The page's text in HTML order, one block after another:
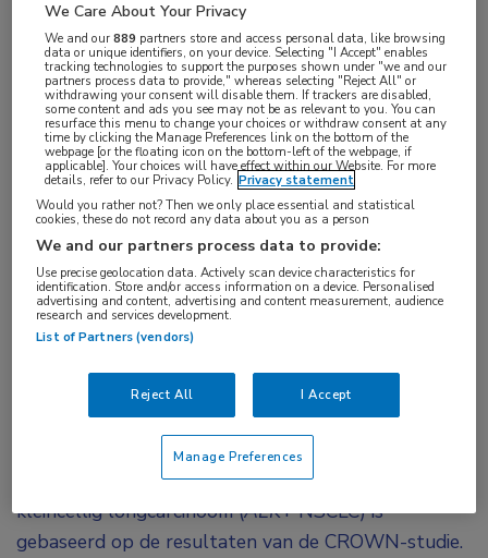
Een nieuwe post-hocanalyse van de fase III
CROWN-studie laat zien dat dosisverlaging van
lorlatinib een positief effect heeft op het
optreden van bijwerkingen en dat hierdoor
patiënten nog gedurende lange tijd baat konden
blijven houden van de behandeling.1
De registratie voor lorlatinib als
eerstelijnsbehandeling voorALK-positief niet-
kleincellig longcarcinoom (ALK+ NSCLC) is
gebaseerd op de resultaten van de CROWN-studie.
Longziekten ,Oncologie
Aandachtsgebieden:
Longoncologie
Tags:
ALK,crizotinib,lorlatinib
We Care About Your Privacy
We and our889 partners store and access personal data, like browsing
data or unique identifiers, on your device. Selecting "I Accept" enables
tracking technologies to support the purposes shown under "we and our
partners process data to provide," whereas selecting "Reject All" or
withdrawing your consent will disable them. If trackers are disabled,
some content and ads you see may not be as relevant to you. You can
resurface this menu to change your choices or withdraw consent at any
time by clicking the Manage Preferences link on the bottom of the
webpage [or the floating icon on the bottom-left of the webpage, if
applicable]. Your choices will have effect within our Website. For more
details, refer to our Privacy Policy. Privacy statement
Would you rather not? Then we only place essential and statistical
cookies, these do not record any data about you as a person
We and our partners process data to provide:
Use precise geolocation data. Actively scan device characteristics for
identification. Store and/or access information on a device. Personalised
advertising and content, advertising and content measurement, audience
research and services development.
List of Partners (vendors)
Reject All I Accept
Manage Preferences